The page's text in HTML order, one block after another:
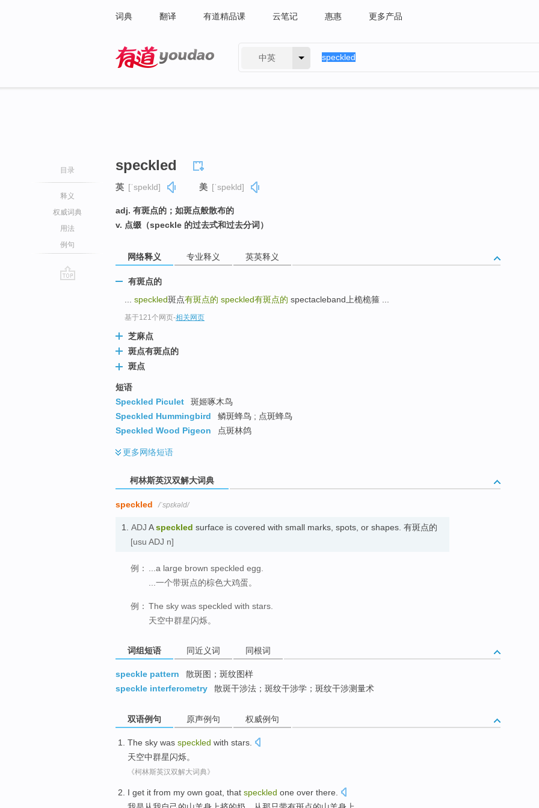
词典 翻译 有道精品课 云笔记 惠惠 更多产品
中英
目录
释义
权威词典
用法
例句
speckled
英 [ˈspekld] 美 [ˈspekld]
adj. 有斑点的；如斑点般散布的
v. 点缀（speckle 的过去式和过去分词）
网络释义 专业释义 英英释义
有斑点的
speckled斑点有斑点的 speckled有斑点的 spectacleband上桅桅箍 ...
基于121个网页-相关网页
芝麻点
斑点有斑点的
斑点
短语
Speckled Piculet
斑姬啄木鸟
Speckled Hummingbird
鳞斑蜂鸟 ; 点斑蜂鸟
Speckled Wood Pigeon
点斑林鸽
更多网络短语
柯林斯英汉双解大词典
speckled /ˈspɛkəld/
1. ADJ Aspeckled surface is covered with small marks, spots, or shapes. 有斑点的
[usu ADJ n]
例：
...a large brown speckled egg.
...一个带斑点的棕色大鸡蛋。
例： The sky was speckled with stars.
天空中群星闪烁。
词组短语 同近义词 同根词
speckle pattern
散斑图；斑纹图样
speckle interferometry
散斑干涉法；斑纹干涉学；斑纹干涉测量术
双语例句 原声例句 权威例句
The sky was speckled with stars
天空中群星闪烁。
《柯林斯英汉双解大词典》
I get it from my own goat that speckled one over there.